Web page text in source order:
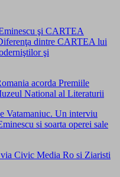
şi CARTEA
dintre CARTEA lui
şi
acorda Premiile
National al Literaturii
Vatamaniuc. Un interviu
si soarta operei sale